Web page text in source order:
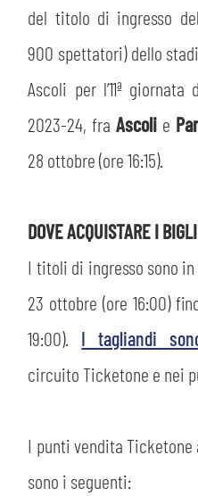
TRASFERTE
TICKET GIFT CARD
MUTTI TRAINING
LAVORA CON NOI
INFORMATIVA
STADIO TARDINI
MEDIA
ACADEMY
LEGENDS
PARTNER
del titolo di ingresso
900 spettatori) dello
Ascoli per l’11ª
2023-24, fraAscoli e
28 ottobre (ore 16:15).
DOVE ACQUISTARE I
I titoli di ingresso sono
23 ottobre (ore 16:00)
19:00). I tagliandi
circuito Ticketone e nei
I punti vendita
sono i seguenti: